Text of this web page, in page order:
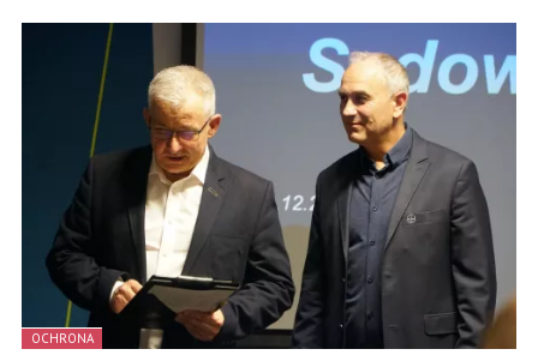
OCHRONA